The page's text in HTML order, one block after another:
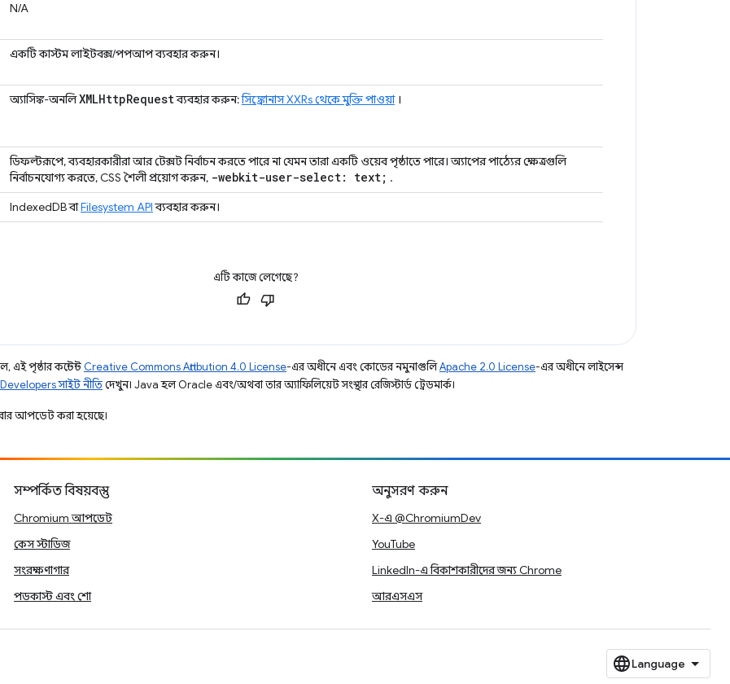
N/A
একটি কাস্টম লাইটবক্স/পপআপ ব্যবহার করুন।
অ্যাসিঙ্ক-অনলিXMLHttpRequestব্যবহার করুন:সিঙ্ক্রোনাস XXRs থেকে মুক্তি পাওয়া।
ডিফল্টরূপে, ব্যবহারকারীরা আর টেক্সট নির্বাচন করতে পারে না যেমন তারা একটি ওয়েব পৃষ্ঠাতে পারে। অ্যাপের পাঠ্যের ক্ষেত্রগুলি
নির্বাচনযোগ্য করতে, CSS শৈলী প্রয়োগ করুন, -webkit-user-select: text; .
IndexedDB বাFilesystem APIব্যবহার করুন।
এটি কাজে লেগেছে?
এই পৃষ্ঠার কন্টেন্ট Creative Commons Attribution 4.0 License-এর অধীনে এবং কোডের নমুনাগুলিApache 2.0 License-এর অধীনে লাইসেন্স
সাইট নীতিদেখুন। Java হল Oracle এবং/অথবা তার অ্যাফিলিয়েট সংস্থার রেজিস্টার্ড ট্রেডমার্ক।
আপডেট করা হয়েছে।
সম্পর্কিত বিষয়বস্তু
Chromium আপডেট
কেস স্টাডিজ
সংরক্ষণাগার
পডকাস্ট এবং শো
অনুসরণ করুন
X-এ @ChromiumDev
YouTube
LinkedIn-এ বিকাশকারীদের জন্য Chrome
আরএসএস